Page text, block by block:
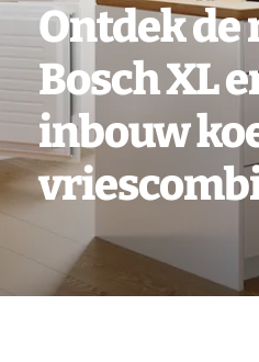
Ontdek de
Bosch XL
inbouw